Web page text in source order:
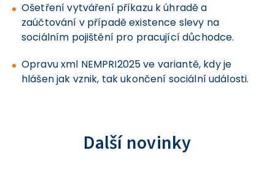
Ošetření vytváření příkazu k úhradě a
zaúčtování v případě existence slevy na
sociálním pojištění pro pracující důchodce.
Opravu xml NEMPRI2025 ve variantě, kdy je
hlášen jak vznik, tak ukončení sociální události.
Další novinky